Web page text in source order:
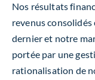
Nos résultats
revenus consolidés
dernier et notre
portée par une
rationalisation de